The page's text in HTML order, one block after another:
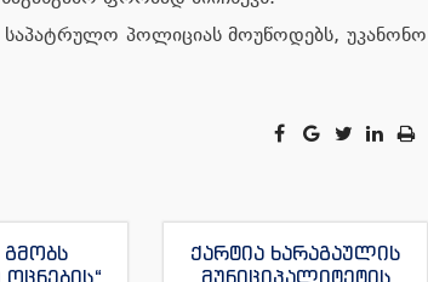
პოლიციას მოუწოდებს, უკანონო
გმობს
ქარტია ხარაგაულის
მუნიციპალიტეტის